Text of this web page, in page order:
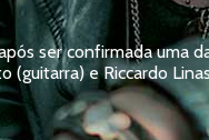
ser confirmada uma
(guitarra) e Riccardo